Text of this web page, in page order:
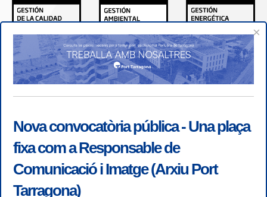
×
Nova convocatòria pública - Una plaça
fixa com a Responsable de
Comunicació i Imatge (Arxiu Port
Tarragona)